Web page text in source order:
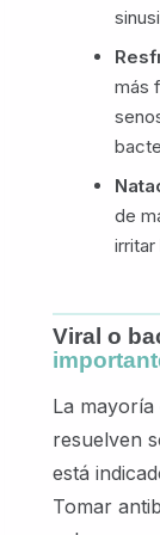
más
de
Viral o
La mayoría
resuelven
está
Tomar